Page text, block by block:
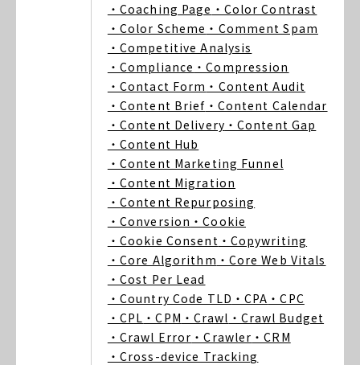
・Coaching Page ・Color Contrast
・Color Scheme ・Comment Spam
・Competitive Analysis
・Compliance ・Compression
・Contact Form ・Content Audit
・Content Brief ・Content Calendar
・Content Delivery ・Content Gap
・Content Hub
・Content Marketing Funnel
・Content Migration
・Content Repurposing
・Conversion ・Cookie
・Cookie Consent ・Copywriting
・Core Algorithm ・Core Web Vitals
・Cost Per Lead
・Country Code TLD ・CPA ・CPC
・CPL ・CPM ・Crawl ・Crawl Budget
・Crawl Error ・Crawler ・CRM
・Cross-device Tracking